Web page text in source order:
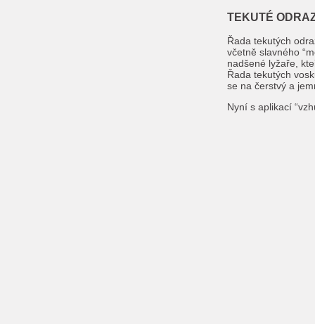
TEKUTÉ
Řada tekutých
včetně slavného
nadšené lyžaře,
Řada tekutých
se na čerstvý a
Nyní s aplikací